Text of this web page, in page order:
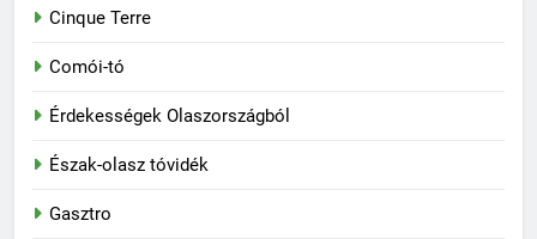
Cinque Terre
Comói-tó
Érdekességek Olaszországból
Észak-olasz tóvidék
Gasztro